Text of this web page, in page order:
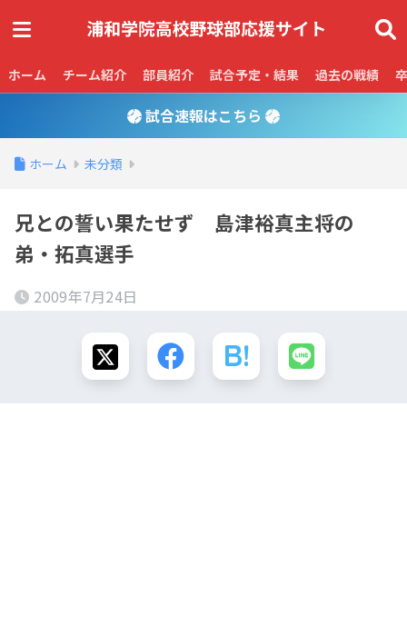
ホーム チーム紹介 部員紹介 試合予定・結果 過去の戦績
試合速報はこちら
ホーム 未分類
兄との誓い果たせず 島津裕真主将の
弟・拓真選手
2009年7月24日